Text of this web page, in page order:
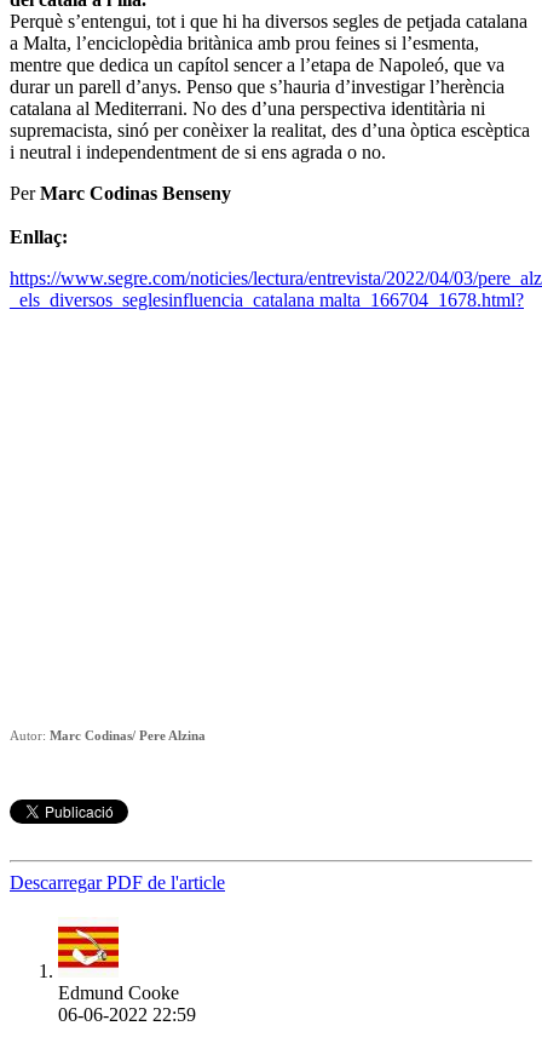
Perquè s’entengui, tot i que hi ha diversos segles de petjada catalana
a Malta, l’enciclopèdia britànica amb prou feines si l’esmenta,
mentre que dedica un capítol sencer a l’etapa de Napoleó, que va
durar un parell d’anys. Penso que s’hauria d’investigar l’herència
catalana al Mediterrani. No des d’una perspectiva identitària ni
supremacista, sinó per conèixer la realitat, des d’una òptica escèptica
i neutral i independentment de si ens agrada o no.
PerMarc Codinas Benseny
Enllaç:
https://www.segre.com/noticies/lectura/entrevista/2022/04/03/
_els_diversos_seglesinfluencia_catalana malta_166704_1678.html?
Autor: Marc Codinas/ Pere Alzina
Descarregar PDF de l'article
Edmund Cooke
06-06-2022 22:59